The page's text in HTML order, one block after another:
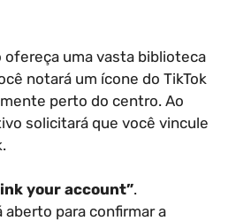
ofereça uma vasta biblioteca
notará um ícone do TikTok
perto do centro. Ao
solicitará que você vincule
your account”.
aberto para confirmar a